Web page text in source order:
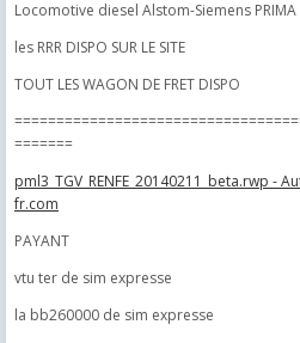
Locomotive diesel Alstom-Siemens
les RRR DISPO SUR LE SITE
TOUT LES WAGON DE FRET DISPO
=======
pml3_TGV_RENFE_20140211_beta.rwp -
fr.com
PAYANT
vtu ter de sim expresse
la bb260000 de sim expresse